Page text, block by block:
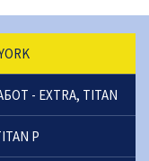
- EXTRA, TITAN
P